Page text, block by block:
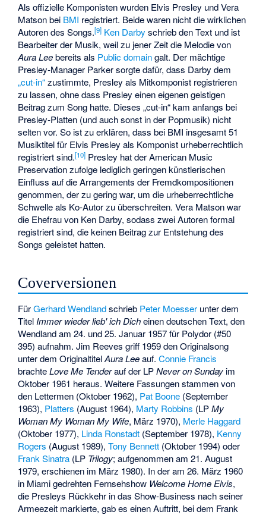
Als offizielle Komponisten wurden Elvis Presley und Vera
Matson bei BMI registriert. Beide waren nicht die wirklichen
Autoren des Songs.[9] Ken Darby schrieb den Text und ist
Bearbeiter der Musik, weil zu jener Zeit die Melodie von
Aura Leebereits als Public domaingalt. Der mächtige
Presley-Manager Parker sorgte dafür, dass Darby dem
„cut-in“zustimmte, Presley als Mitkomponist registrieren
zu lassen, ohne dass Presley einen eigenen geistigen
Beitrag zum Song hatte. Dieses „cut-in“ kam anfangs bei
Presley-Platten (und auch sonst in der Popmusik) nicht
selten vor. So ist zu erklären, dass bei BMI insgesamt 51
Musiktitel für Elvis Presley als Komponist urheberrechtlich
registriert sind.[10] Presley hat der American Music
Preservation zufolge lediglich geringen künstlerischen
Einfluss auf die Arrangements der Fremdkompositionen
genommen, der zu gering war, um die urheberrechtliche
Schwelle als Ko-Autor zu überschreiten. Vera Matson war
die Ehefrau von Ken Darby, sodass zwei Autoren formal
registriert sind, die keinen Beitrag zur Entstehung des
Songs geleistet hatten.
Coverversionen
FürGerhard Wendlandschrieb Peter Moesser unter dem
Titel Immer wieder lieb' ich Dicheinen deutschen Text, den
Wendland am 24. und 25. Januar 1957 für Polydor (#50
395) aufnahm. Jim Reeves griff 1959 den Originalsong
unter dem OriginaltitelAura Leeauf.Connie Francis
brachteLove Me Tenderauf der LPNever on Sunday im
Oktober 1961 heraus. Weitere Fassungen stammen von
den Lettermen (Oktober 1962), Pat Boone (September
1963), Platters (August 1964), Marty Robbins (LPMy
Woman My Woman My Wife, März 1970), Merle Haggard
(Oktober 1977), Linda Ronstadt (September 1978), Kenny
Rogers (August 1989),Tony Bennett (Oktober 1994) oder
Frank Sinatra (LP Trilogy; aufgenommen am 21. August
1979, erschienen im März 1980). In der am 26. März 1960
in Miami gedrehten Fernsehshow Welcome Home Elvis,
die Presleys Rückkehr in das Show-Business nach seiner
Armeezeit markierte, gab es einen Auftritt, bei dem Frank